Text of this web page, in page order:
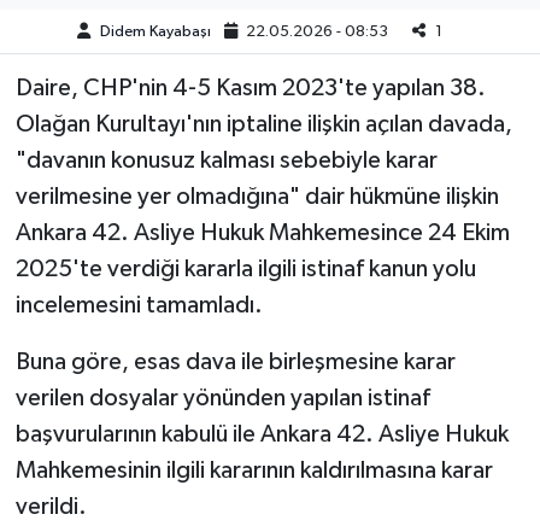
Didem Kayabaşı 22.05.2026 - 08:53 1
Daire, CHP'nin 4-5 Kasım 2023'te yapılan 38.
Olağan Kurultayı'nın iptaline ilişkin açılan davada,
"davanın konusuz kalması sebebiyle karar
verilmesine yer olmadığına" dair hükmüne ilişkin
Ankara 42. Asliye Hukuk Mahkemesince 24 Ekim
2025'te verdiği kararla ilgili istinaf kanun yolu
incelemesini tamamladı.
Buna göre, esas dava ile birleşmesine karar
verilen dosyalar yönünden yapılan istinaf
başvurularının kabulü ile Ankara 42. Asliye Hukuk
Mahkemesinin ilgili kararının kaldırılmasına karar
verildi.